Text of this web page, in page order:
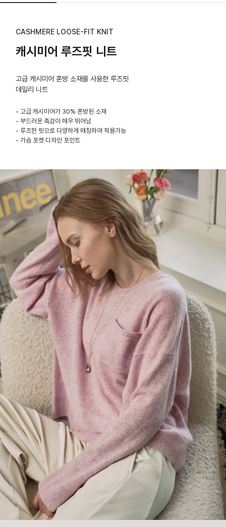
CASHMERE LOOSE-FIT KNIT
캐시미어 루즈핏 니트
고급 캐시미어 혼방 소재를 사용한 루즈핏
데일리 니트
- 고급 캐시미어가 30% 혼방된 소재
- 부드러운 촉감이 매우 뛰어남
- 루즈한 핏으로 다양하게 매칭하여 착용가능
- 가슴 포켓 디자인 포인트